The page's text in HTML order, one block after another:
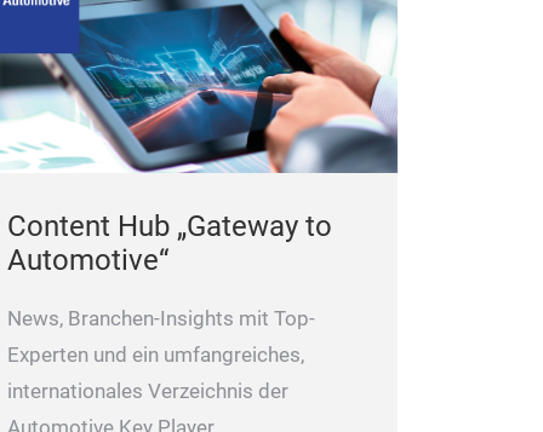
Content Hub „Gateway to
Automotive“
News, Branchen-Insights mit Top-
Experten und ein umfangreiches,
internationales Verzeichnis der